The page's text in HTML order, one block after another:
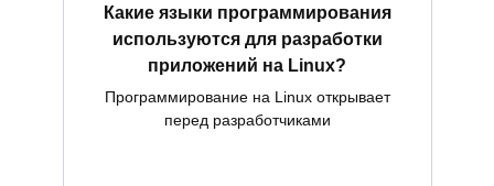
Какие языки программирования
используются для разработки
приложений на Linux?
Программирование на Linux открывает
перед разработчиками